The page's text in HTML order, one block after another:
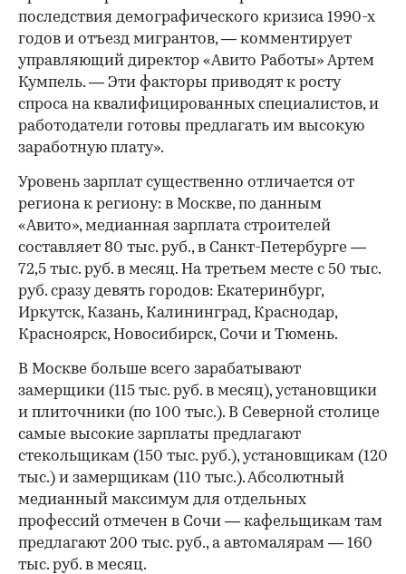
последствия демографического кризиса 1990-х
годов и отъезд мигрантов, — комментирует
управляющий директор «Авито Работы» Артем
Кумпель. — Эти факторы приводят к росту
спроса на квалифицированных специалистов, и
работодатели готовы предлагать им высокую
заработную плату».
Уровень зарплат существенно отличается от
региона к региону: в Москве, по данным
«Авито», медианная зарплата строителей
составляет 80 тыс. руб., в Санкт-Петербурге —
72,5 тыс. руб. в месяц. На третьем месте с 50 тыс.
руб. сразу девять городов: Екатеринбург,
Иркутск, Казань, Калининград, Краснодар,
Красноярск, Новосибирск, Сочи и Тюмень.
В Москве больше всего зарабатывают
замерщики (115 тыс. руб. в месяц), установщики
и плиточники (по 100 тыс.). В Северной столице
самые высокие зарплаты предлагают
стекольщикам (150 тыс. руб.), установщикам (120
тыс.) и замерщикам (110 тыс.). Абсолютный
медианный максимум для отдельных
профессий отмечен в Сочи — кафельщикам там
предлагают 200 тыс. руб., а автомалярам — 160
тыс. руб. в месяц.